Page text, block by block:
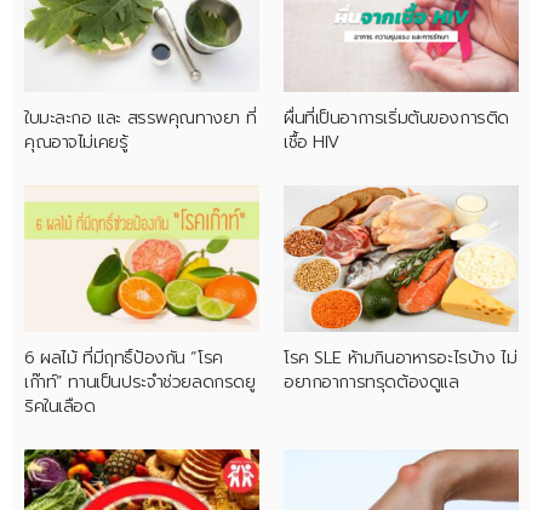
ใบมะละกอ และ สรรพคุณทางยา ที่
คุณอาจไม่เคยรู้
ผื่นที่เป็นอาการเริ่มต้นของการติด
เชื้อ HIV
6 ผลไม้ ที่มีฤทธิ์ป้องกัน “โรค
เก๊าท์” ทานเป็นประจำช่วยลดกรดยู
ริคในเลือด
โรค SLE ห้ามกินอาหารอะไรบ้าง ไม่
อยากอาการทรุดต้องดูแล